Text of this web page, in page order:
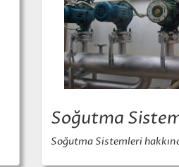
Soğutma
Soğutma Sistemleri